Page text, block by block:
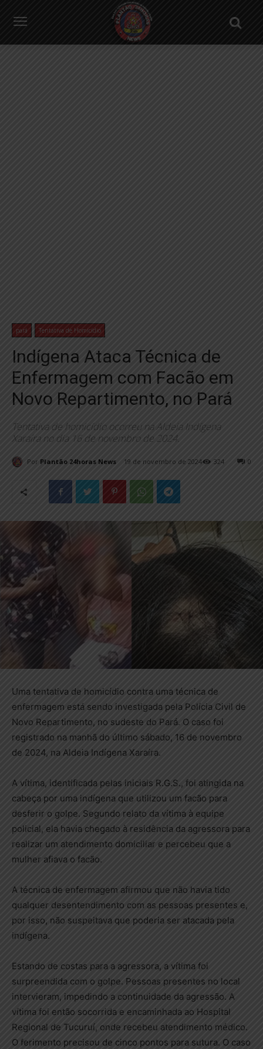
pará Tentativa de Homicídio
Indígena Ataca Técnica de
Enfermagem com Facão em
Novo Repartimento, no Pará
Tentativa de homicídio ocorreu na Aldeia Indígena
Xaraíra no dia 16 de novembro de 2024.
Por Plantão 24horas News 19 de novembro de 2024 0
324
Uma tentativa de homicídio contra uma técnica de
enfermagem está sendo investigada pela Polícia Civil de
Novo Repartimento, no sudeste do Pará. O caso foi
registrado na manhã do último sábado, 16 de novembro
de 2024, na Aldeia Indígena Xaraíra.
A vítima, identificada pelas iniciais R.G.S., foi atingida na
cabeça por uma indígena que utilizou um facão para
desferir o golpe. Segundo relato da vítima à equipe
policial, ela havia chegado à residência da agressora para
realizar um atendimento domiciliar e percebeu que a
mulher afiava o facão.
A técnica de enfermagem afirmou que não havia tido
qualquer desentendimento com as pessoas presentes e,
por isso, não suspeitava que poderia ser atacada pela
indígena.
Estando de costas para a agressora, a vítima foi
surpreendida com o golpe. Pessoas presentes no local
intervieram, impedindo a continuidade da agressão. A
vítima foi então socorrida e encaminhada ao Hospital
Regional de Tucuruí, onde recebeu atendimento médico.
O ferimento precisou de cinco pontos para sutura. O caso